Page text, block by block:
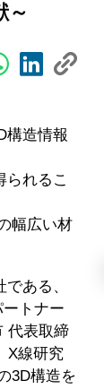
～
構造情報
られるこ
幅広い材
ある、
トナー
代表取締
X線研究
3D構造を